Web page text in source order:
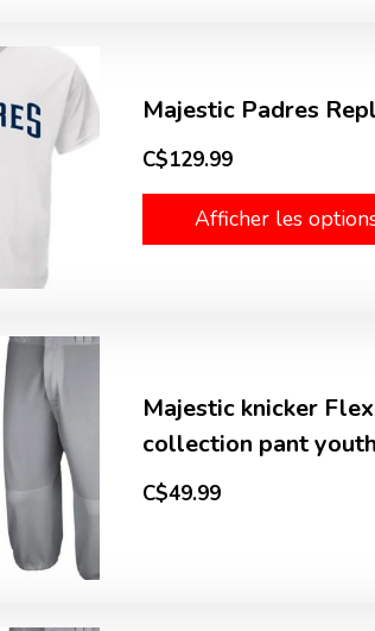
Majestic Padres
C$129.99
Afficher les
Majestic knicker
collection pant youth
C$49.99